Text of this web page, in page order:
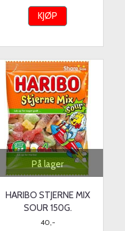
KJØP
På lager
HARIBO STJERNE MIX
SOUR 150G.
40,-